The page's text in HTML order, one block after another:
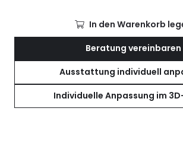
In den Warenkorb
Beratung vereinbaren
Ausstattung individuell
Individuelle Anpassung im